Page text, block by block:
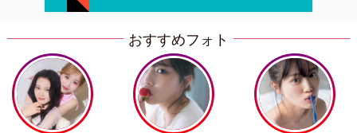
おすすめフォト